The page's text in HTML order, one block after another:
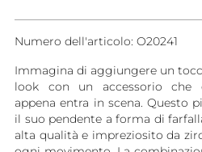
Numero dell'articolo: O20241
Immagina di aggiungere un
look con un accessorio che
appena entra in scena. Questo
il suo pendente a forma di
alta qualità e impreziosito da